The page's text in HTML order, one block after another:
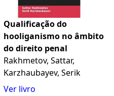
Qualificação do
hooliganismo no âmbito
do direito penal
Rakhmetov, Sattar,
Karzhaubayev, Serik
Ver livro